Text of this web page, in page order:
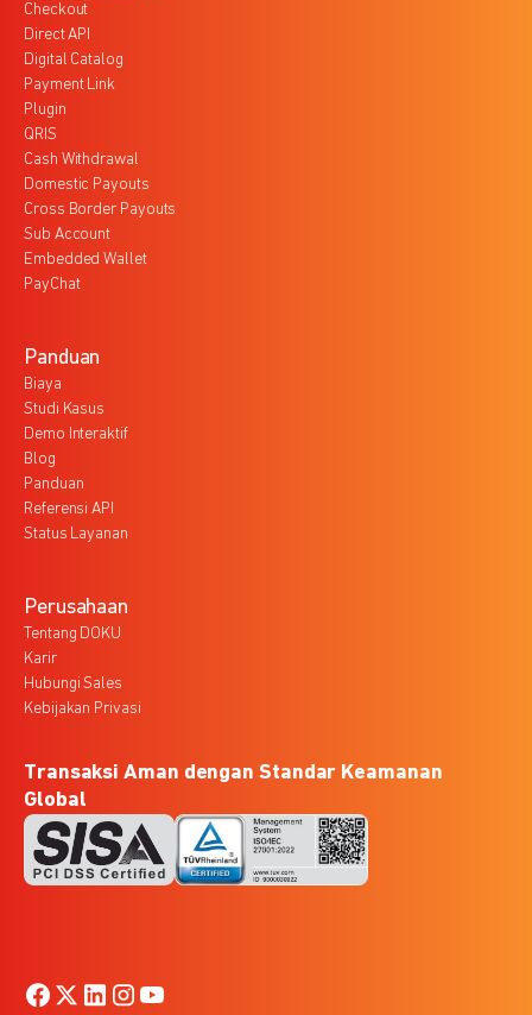
Checkout
Direct API
Digital Catalog
Payment Link
Plugin
QRIS
Cash Withdrawal
Domestic Payouts
Cross Border Payouts
Sub Account
Embedded Wallet
PayChat
Panduan
Biaya
Studi Kasus
Demo Interaktif
Blog
Panduan
Referensi API
Status Layanan
Perusahaan
Tentang DOKU
Karir
Hubungi Sales
Kebijakan Privasi
Transaksi Aman dengan Standar Keamanan
Global